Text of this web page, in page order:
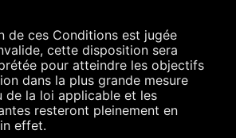
de ces Conditions est jugée
cette disposition sera
pour atteindre les objectifs
dans la plus grande mesure
de la loi applicable et les
resteront pleinement en
effet.